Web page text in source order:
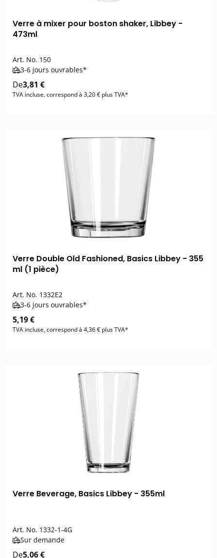
Verre à mixer pour boston shaker, Libbey -
473ml
Art. No. 150
3-6 jours ouvrables*
De3,81 €
TVA incluse, correspond à 3,20 € plus TVA*
Verre Double Old Fashioned, Basics Libbey - 355
ml (1 pièce)
Art. No. 1332E2
3-6 jours ouvrables*
5,19 €
TVA incluse, correspond à 4,36 € plus TVA*
Verre Beverage, Basics Libbey - 355ml
Art. No. 1332-1-4G
Sur demande
De5,06 €